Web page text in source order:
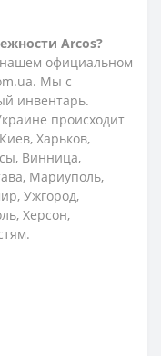
Arcos?
официальном
Мы с
инвентарь.
происходит
Харьков,
Винница,
Мариуполь,
Ужгород,
Херсон,